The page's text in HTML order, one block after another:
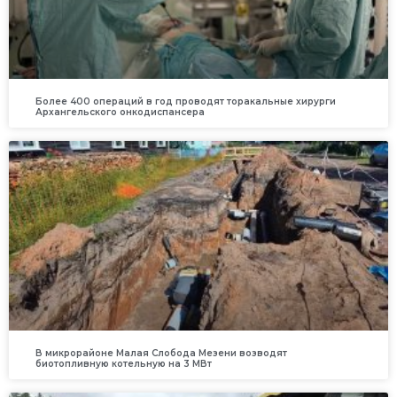
Более 400 операций в год проводят торакальные хирурги
Архангельского онкодиспансера
В микрорайоне Малая Слобода Мезени возводят
биотопливную котельную на 3 МВт